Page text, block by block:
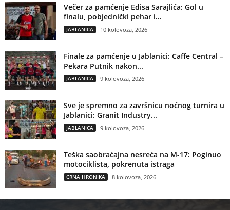
Večer za pamćenje Edisa Sarajlića: Gol u
finalu, pobjednički pehar i...
JABLANICA 10 kolovoza, 2026
Finale za pamćenje u Jablanici: Caffe Central –
Pekara Putnik nakon...
JABLANICA 9 kolovoza, 2026
Sve je spremno za završnicu noćnog turnira u
Jablanici: Granit Industry...
JABLANICA 9 kolovoza, 2026
Teška saobraćajna nesreća na M-17: Poginuo
motociklista, pokrenuta istraga
CRNA HRONIKA 8 kolovoza, 2026